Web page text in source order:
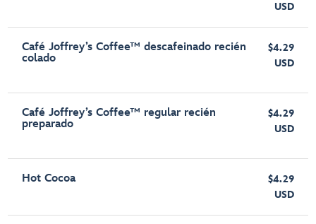
USD
Café Joffrey’s Coffee™ descafeinado recién
colado
$4.29
USD
Café Joffrey’s Coffee™ regular recién
preparado
$4.29
USD
Hot Cocoa
$4.29
USD